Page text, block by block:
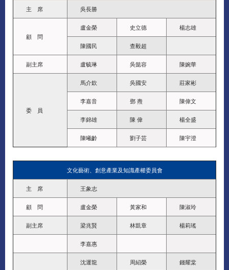
主 席 吳長勝
顧 問
盧金榮 史立德 楊志雄
陳國民 查毅超
副主席 盧毓琳 吳懿容 陳婉華
委 員
馬介欽 吳國安 莊家彬
李嘉音 鄧 燾 陳偉文
李錦雄 陳 偉 楊全盛
陳曦齡 劉子芸 陳宇澄
文化藝術、創意產業及知識產權委員會
主 席 王象志
顧 問 盧金榮 黃家和 陳淑玲
副主席 梁兆賢 林凱章 楊莉瑤
李嘉惠
沈運龍 周紹榮 錢耀棠